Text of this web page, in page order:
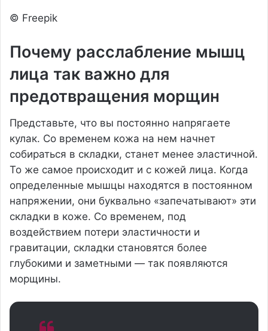
© Freepik
Почему расслабление мышц
лица так важно для
предотвращения морщин
Представьте, что вы постоянно напрягаете
кулак. Со временем кожа на нем начнет
собираться в складки, станет менее эластичной.
То же самое происходит и с кожей лица. Когда
определенные мышцы находятся в постоянном
напряжении, они буквально «запечатывают» эти
складки в коже. Со временем, под
воздействием потери эластичности и
гравитации, складки становятся более
глубокими и заметными — так появляются
морщины.